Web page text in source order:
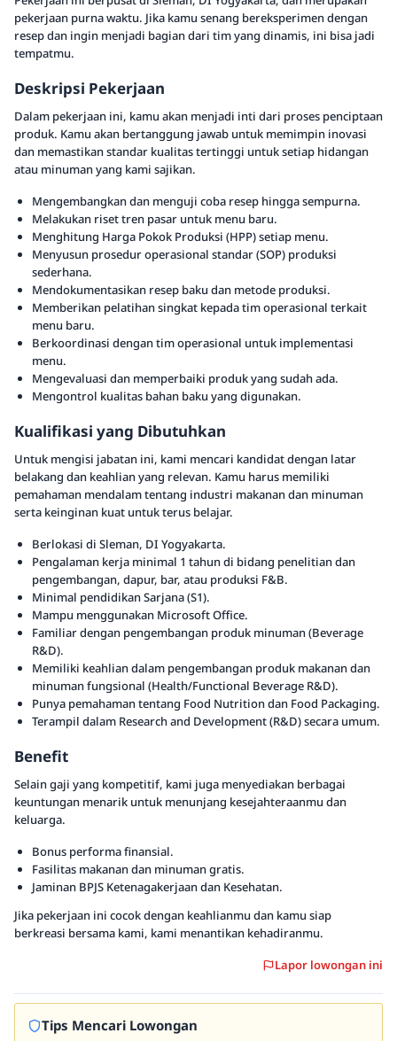
pekerjaan purna waktu. Jika kamu senang bereksperimen dengan
resep dan ingin menjadi bagian dari tim yang dinamis, ini bisa jadi
tempatmu.
Deskripsi Pekerjaan
Dalam pekerjaan ini, kamu akan menjadi inti dari proses penciptaan
produk. Kamu akan bertanggung jawab untuk memimpin inovasi
dan memastikan standar kualitas tertinggi untuk setiap hidangan
atau minuman yang kami sajikan.
Mengembangkan dan menguji coba resep hingga sempurna.
Melakukan riset tren pasar untuk menu baru.
Menghitung Harga Pokok Produksi (HPP) setiap menu.
Menyusun prosedur operasional standar (SOP) produksi
sederhana.
Mendokumentasikan resep baku dan metode produksi.
Memberikan pelatihan singkat kepada tim operasional terkait
menu baru.
Berkoordinasi dengan tim operasional untuk implementasi
menu.
Mengevaluasi dan memperbaiki produk yang sudah ada.
Mengontrol kualitas bahan baku yang digunakan.
Kualifikasi yang Dibutuhkan
Untuk mengisi jabatan ini, kami mencari kandidat dengan latar
belakang dan keahlian yang relevan. Kamu harus memiliki
pemahaman mendalam tentang industri makanan dan minuman
serta keinginan kuat untuk terus belajar.
Berlokasi di Sleman, DI Yogyakarta.
Pengalaman kerja minimal 1 tahun di bidang penelitian dan
pengembangan, dapur, bar, atau produksi F&B.
Minimal pendidikan Sarjana (S1).
Mampu menggunakan Microsoft Office.
Familiar dengan pengembangan produk minuman (Beverage
R&D).
Memiliki keahlian dalam pengembangan produk makanan dan
minuman fungsional (Health/Functional Beverage R&D).
Punya pemahaman tentang Food Nutrition dan Food Packaging.
Terampil dalam Research and Development (R&D) secara umum.
Benefit
Selain gaji yang kompetitif, kami juga menyediakan berbagai
keuntungan menarik untuk menunjang kesejahteraanmu dan
keluarga.
Bonus performa finansial.
Fasilitas makanan dan minuman gratis.
Jaminan BPJS Ketenagakerjaan dan Kesehatan.
Jika pekerjaan ini cocok dengan keahlianmu dan kamu siap
berkreasi bersama kami, kami menantikan kehadiranmu.
Lapor lowongan ini
Tips Mencari Lowongan